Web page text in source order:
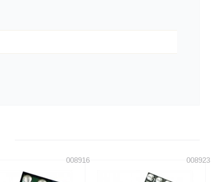
008916 008923